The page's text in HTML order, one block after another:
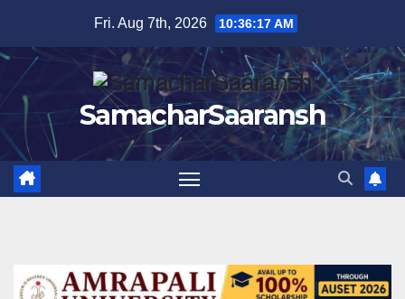
content
Fri. Aug 7th, 2026 10:36:18 AM
SamacharSaaransh